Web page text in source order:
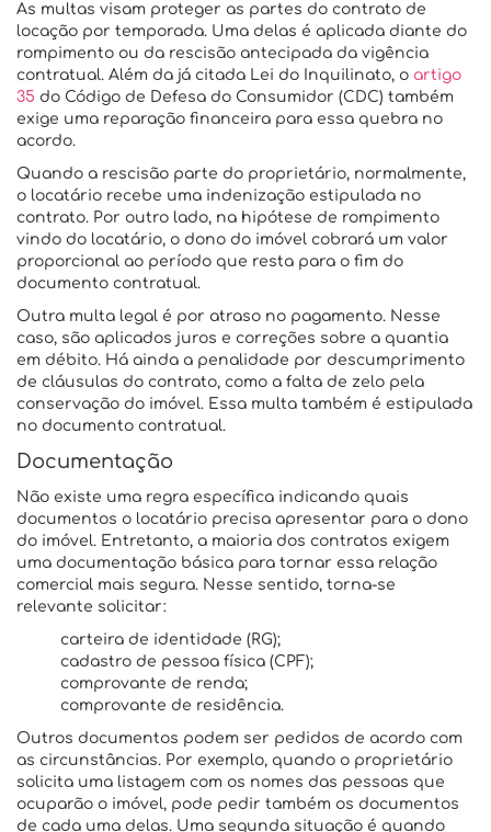
As multas visam proteger as partes do contrato de
locação por temporada. Uma delas é aplicada diante do
rompimento ou da rescisão antecipada da vigência
contratual. Além da já citada Lei do Inquilinato, o artigo
35 do Código de Defesa do Consumidor (CDC) também
exige uma reparação financeira para essa quebra no
acordo.
Quando a rescisão parte do proprietário, normalmente,
o locatário recebe uma indenização estipulada no
contrato. Por outro lado, na hipótese de rompimento
vindo do locatário, o dono do imóvel cobrará um valor
proporcional ao período que resta para o fim do
documento contratual.
Outra multa legal é por atraso no pagamento. Nesse
caso, são aplicados juros e correções sobre a quantia
em débito. Há ainda a penalidade por descumprimento
de cláusulas do contrato, como a falta de zelo pela
conservação do imóvel. Essa multa também é estipulada
no documento contratual.
Documentação
Não existe uma regra específica indicando quais
documentos o locatário precisa apresentar para o dono
do imóvel. Entretanto, a maioria dos contratos exigem
uma documentação básica para tornar essa relação
comercial mais segura. Nesse sentido, torna-se
relevante solicitar:
carteira de identidade (RG);
cadastro de pessoa física (CPF);
comprovante de renda;
comprovante de residência.
Outros documentos podem ser pedidos de acordo com
as circunstâncias. Por exemplo, quando o proprietário
solicita uma listagem com os nomes das pessoas que
ocuparão o imóvel, pode pedir também os documentos
de cada uma delas. Uma segunda situação é quando